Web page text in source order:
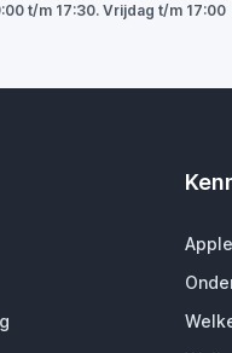
t/m 17:30. Vrijdag t/m 17:00